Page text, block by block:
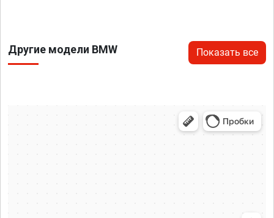
Другие модели BMW Показать все